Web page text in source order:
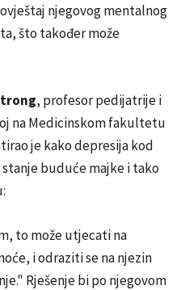
njegovog mentalnog
što također može
, profesor pedijatrije i
na Medicinskom fakultetu
je kako depresija kod
buduće majke i tako
to može utjecati na
i odraziti se na njezin
Rješenje bi po njegovom